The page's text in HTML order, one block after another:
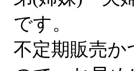
です。
不定期販売か